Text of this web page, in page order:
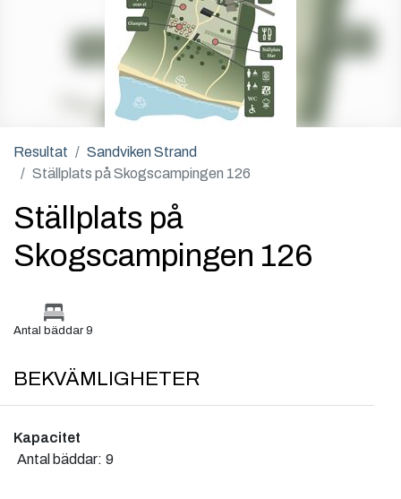
Resultat
Sandviken Strand
Ställplats på Skogscampingen 126
Ställplats på
Skogscampingen 126
Antal bäddar 9
BEKVÄMLIGHETER
Kapacitet
Antal bäddar: 9